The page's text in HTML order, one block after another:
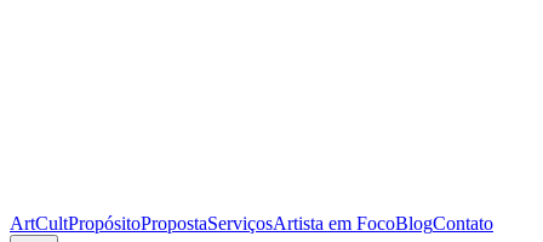
ArtCultPropósitoPropostaServiçosArtista em FocoBlogContato